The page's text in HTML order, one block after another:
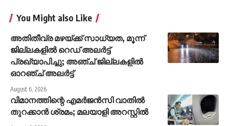
You Might also Like
അതിതീവ്ര മഴയ്ക്ക് സാധ്യത, മൂന്ന്
ജില്ലകളിൽ റെഡ് അലർട്ട്
പ്രഖ്യാപിച്ചു; അഞ്ച് ജില്ലകളിൽ
ഓറഞ്ച് അലർട്ട്
August 6, 2026
വിമാനത്തിന്റെ എമർജൻസി വാതിൽ
തുറക്കാൻ ശ്രമം; മലയാളി അറസ്റ്റിൽ